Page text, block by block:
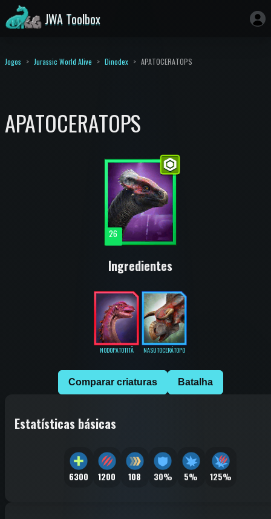
JWA Toolbox
Jogos Jurassic World Alive Dinodex APATOCERATOPS
APATOCERATOPS
26
Ingredientes
NODOPATOTITÃ NASUTOCERÁTOPO
Comparar criaturas Batalha
Estatísticas básicas
6300 1200 108 30% 5% 125%